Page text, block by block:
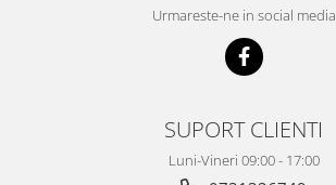
Urmareste-ne in social media
SUPORT CLIENTI
Luni-Vineri 09:00 - 17:00